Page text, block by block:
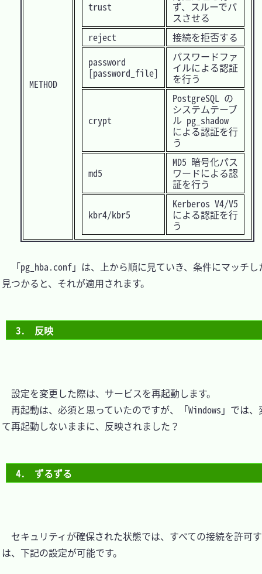
METHOD
trust ず、スルーでパ
スさせる
reject
接続を拒否する
password
[password_file]
パスワードファ
イルによる認証
を行う
crypt
PostgreSQL の
システムテーブ
ル pg_shadow
による認証を行
う
md5
MD5 暗号化パス
ワードによる認
証を行う
kbr4/kbr5
Kerberos V4/V5
による認証を行
う
「pg_hba.conf」は、上から順に見ていき、条件にマッチし
見つかると、それが適用されます。
3.　反映
設定を変更した際は、サービスを再起動します。
再起動は、必須と思っていたのですが、「Windows」では、
て再起動しないままに、反映されました？
4.　ずるずる
セキュリティが確保された状態では、すべての接続を許可
は、下記の設定が可能です。